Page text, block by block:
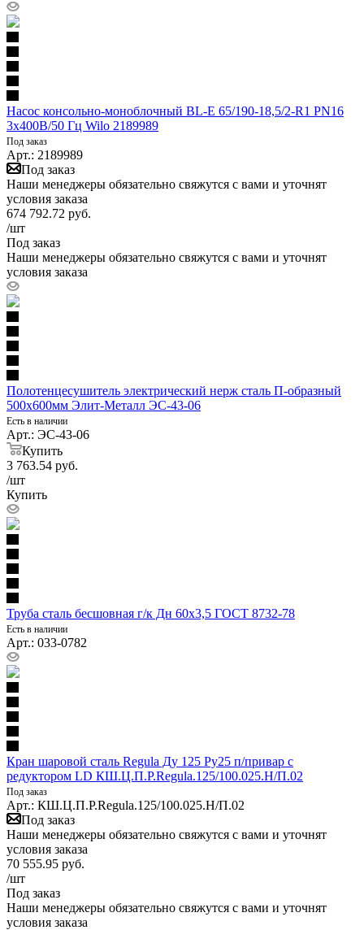
Насос консольно-моноблочный BL-E 65/190-18,5/2-R1 PN16
3х400В/50 Гц Wilo 2189989
Под заказ
Арт.: 2189989
Под заказ
Наши менеджеры обязательно свяжутся с вами и уточнят
условия заказа
674 792.72 руб.
/шт
Под заказ
Наши менеджеры обязательно свяжутся с вами и уточнят
условия заказа
Полотенцесушитель электрический нерж сталь П-образный
500х600мм Элит-Металл ЭС-43-06
Есть в наличии
Арт.: ЭС-43-06
Купить
3 763.54 руб.
/шт
Купить
Труба сталь бесшовная г/к Дн 60х3,5 ГОСТ 8732-78
Есть в наличии
Арт.: 033-0782
Кран шаровой сталь Regula Ду 125 Ру25 п/привар с
редуктором LD КШ.Ц.П.Р.Regula.125/100.025.Н/П.02
Под заказ
Арт.: КШ.Ц.П.Р.Regula.125/100.025.Н/П.02
Под заказ
Наши менеджеры обязательно свяжутся с вами и уточнят
условия заказа
70 555.95 руб.
/шт
Под заказ
Наши менеджеры обязательно свяжутся с вами и уточнят
условия заказа